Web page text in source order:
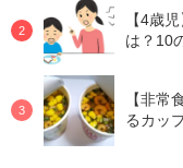
【4歳
は？10
【非常
るカッ